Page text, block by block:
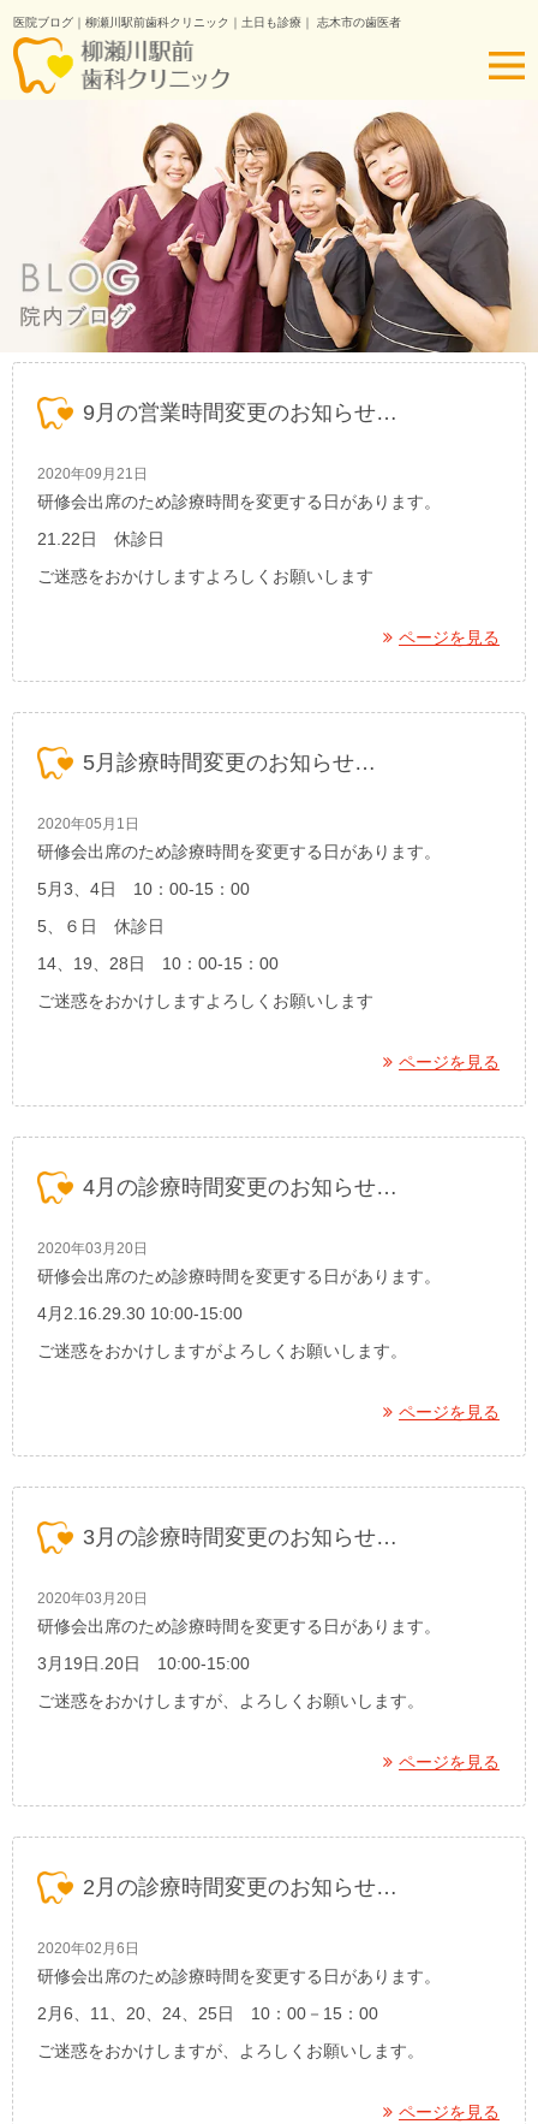
医院ブログ｜柳瀬川駅前歯科クリニック｜土日も診療｜ 志木市の歯医者
9月の営業時間変更のお知らせ…
2020年09月21日
研修会出席のため診療時間を変更する日があります。
21.22日 休診日
ご迷惑をおかけしますよろしくお願いします
ページを見る
5月診療時間変更のお知らせ…
2020年05月1日
研修会出席のため診療時間を変更する日があります。
5月3、4日 10：00-15：00
5、６日 休診日
14、19、28日 10：00-15：00
ご迷惑をおかけしますよろしくお願いします
ページを見る
4月の診療時間変更のお知らせ…
2020年03月20日
研修会出席のため診療時間を変更する日があります。
4月2.16.29.30 10:00-15:00
ご迷惑をおかけしますがよろしくお願いします。
ページを見る
3月の診療時間変更のお知らせ…
2020年03月20日
研修会出席のため診療時間を変更する日があります。
3月19日.20日 10:00-15:00
ご迷惑をおかけしますが、よろしくお願いします。
ページを見る
2月の診療時間変更のお知らせ…
2020年02月6日
研修会出席のため診療時間を変更する日があります。
2月6、11、20、24、25日 10：00－15：00
ご迷惑をおかけしますが、よろしくお願いします。
ページを見る